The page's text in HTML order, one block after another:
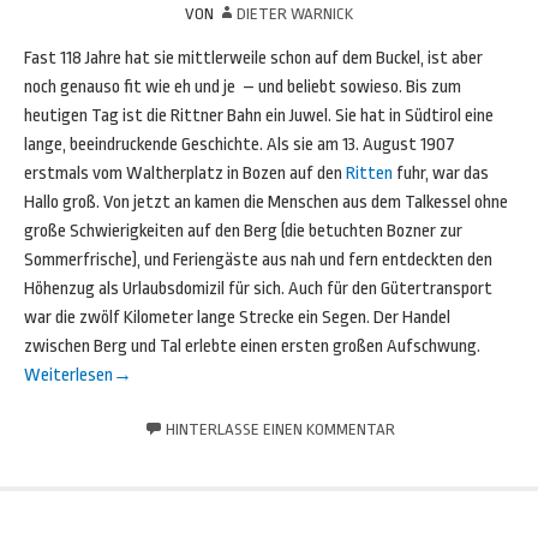
VON DIETER WARNICK
Fast 118 Jahre hat sie mittlerweile schon auf dem Buckel, ist aber
noch genauso fit wie eh und je – und beliebt sowieso. Bis zum
heutigen Tag ist die Rittner Bahn ein Juwel. Sie hat in Südtirol eine
lange, beeindruckende Geschichte. Als sie am 13. August 1907
erstmals vom Waltherplatz in Bozen auf den Ritten fuhr, war das
Hallo groß. Von jetzt an kamen die Menschen aus dem Talkessel ohne
große Schwierigkeiten auf den Berg (die betuchten Bozner zur
Sommerfrische), und Feriengäste aus nah und fern entdeckten den
Höhenzug als Urlaubsdomizil für sich. Auch für den Gütertransport
war die zwölf Kilometer lange Strecke ein Segen. Der Handel
zwischen Berg und Tal erlebte einen ersten großen Aufschwung.
Weiterlesen →
HINTERLASSE EINEN KOMMENTAR